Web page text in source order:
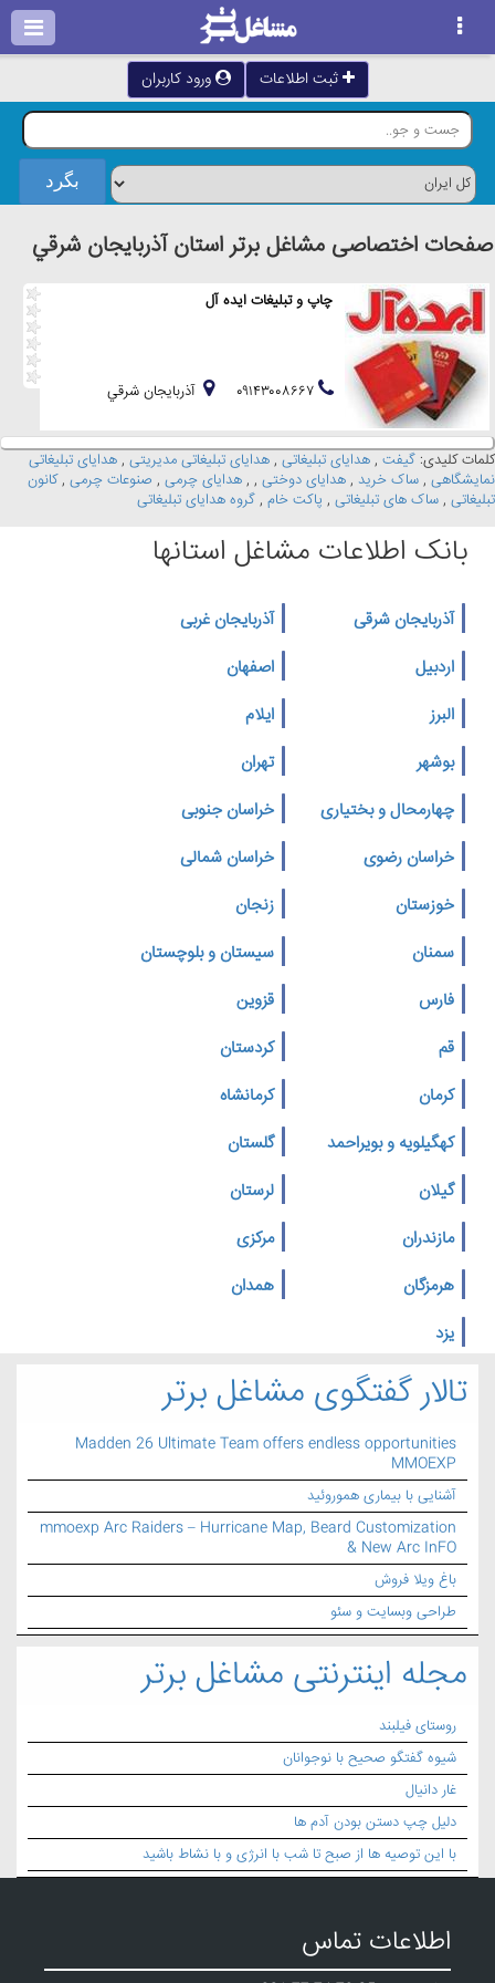
ثبت اطلاعات ورود کاربران
صفحات اختصاصی مشاغل برتر استان آذربايجان شرقي
چاپ و تبلیغات ایده آل
آذربايجان شرقي
کلمات کلیدی: گیفت , هدایای تبلیغاتی , هدایای تبلیغاتی مدیریتی , هدایای تبلیغاتی
نمایشگاهی , ساک خرید , هدایای دوختی ,
, هدایای چرمی , صنوعات چرمی ,کانون
تبلیغاتی , ساک های تبلیغاتی , پاکت خام , گروه هدایای تبلیغاتی
بانک اطلاعات مشاغل استانها
آذربایجان شرقی
آذربایجان غربی
اردبیل
اصفهان
البرز
ایلام
بوشهر
تهران
چهارمحال و بختیاری
خراسان جنوبی
خراسان رضوی
خراسان شمالی
خوزستان
زنجان
سمنان
سیستان و بلوچستان
فارس
قزوین
قم
کردستان
کرمان
کرمانشاه
کهگیلویه و بویراحمد
گلستان
گیلان
لرستان
مازندران
مرکزی
هرمزگان
همدان
یزد
تالار گفتگوی مشاغل برتر
Madden 26 Ultimate Team offers endless opportunities
MMOEXP
آشنایی با بیماری هموروئید
mmoexp Arc Raiders – Hurricane Map, Beard Customization
& New Arc InFO
باغ ویلا فروش
طراحی وبسایت و سئو
مجله اینترنتی مشاغل برتر
روستای فیلبند
شیوه گفتگو صحیح با نوجوانان
غار دانیال
دلیل چپ دستن بودن آدم ها
با این توصیه ها از صبح تا شب با انرژی و با نشاط باشید
اطلاعات تماس